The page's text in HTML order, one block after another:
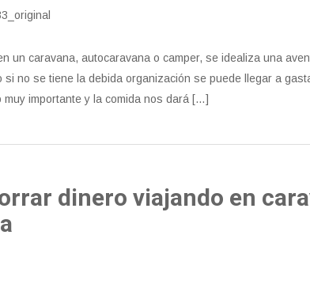
un caravana, autocaravana o camper, se idealiza una
si no se tiene la debida organización se puede llegar a
muy importante y la comida nos dará […]
dinero viajando en